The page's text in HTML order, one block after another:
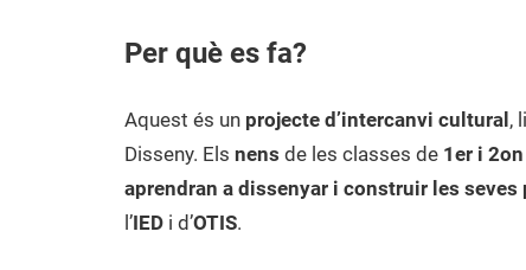
Per què es fa?
Aquest és un projecte d’intercanvi cultural ,
Disseny. Els nens de les classes de 1er i
aprendran a dissenyar i construir les seves
l’IEDi d’OTIS.